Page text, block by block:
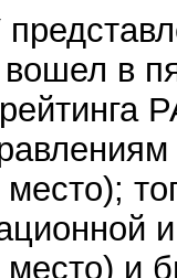
в
место);
место) и